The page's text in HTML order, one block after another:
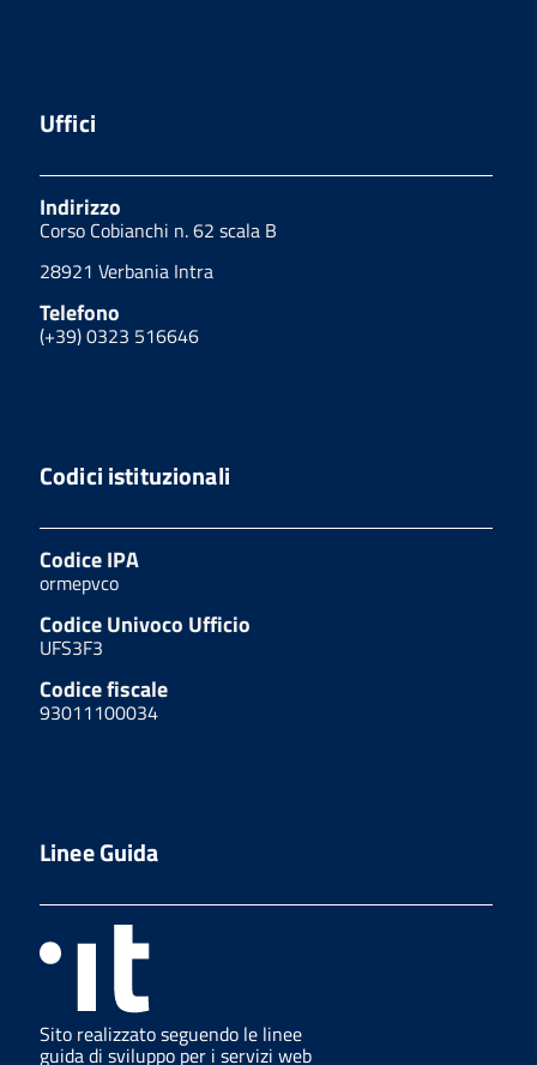
Uffici
Indirizzo
Corso Cobianchi n. 62 scala B
28921 Verbania Intra
Telefono
(+39) 0323 516646
Codici istituzionali
Codice IPA
ormepvco
Codice Univoco Ufficio
UFS3F3
Codice fiscale
93011100034
Linee Guida
Sito realizzato seguendo le linee
guida di sviluppo per i servizi web